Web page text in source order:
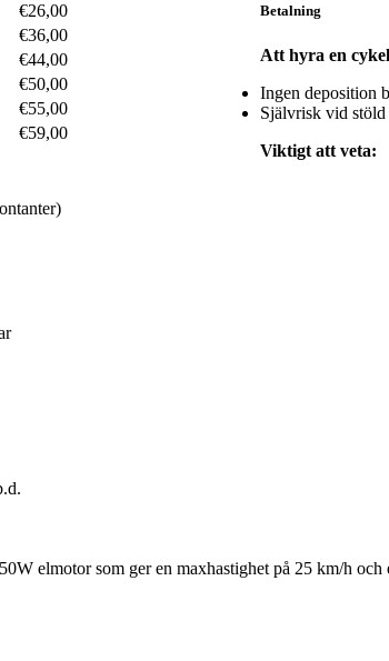
€26,00
€36,00
€44,00
€50,00
€55,00
€59,00
Betalning
Att hyra en
Ingen deposition
Självrisk vid
Viktigt att veta:
elmotor som ger en maxhastighet på 25 km/h